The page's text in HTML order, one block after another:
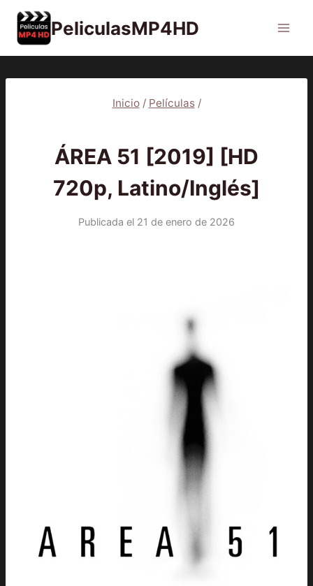
Saltar
contenido
PeliculasMP4HD
Inicio / Películas /
ÁREA 51 [2019] [HD
720p, Latino/Inglés]
Publicada el 21 de enero de 2026